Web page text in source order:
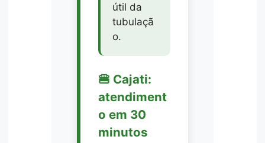
útil da
tubulaçã
o.
🍔 Cajati:
atendiment
o em 30
minutos